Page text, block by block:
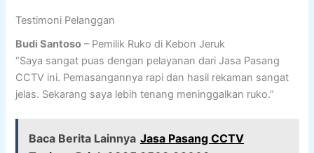
Testimoni Pelanggan
Budi Santoso – Pemilik Ruko di Kebon Jeruk
“Saya sangat puas dengan pelayanan dari Jasa Pasang
CCTV ini. Pemasangannya rapi dan hasil rekaman sangat
jelas. Sekarang saya lebih tenang meninggalkan ruko.”
Baca Berita Lainnya Jasa Pasang CCTV